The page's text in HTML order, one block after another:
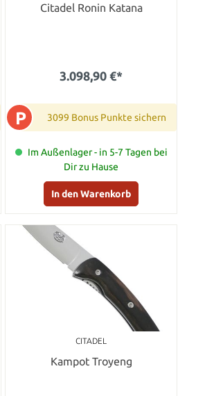
Citadel Ronin Katana
3.098,90 €*
P 3099 Bonus Punkte sichern
Im Außenlager - in 5-7 Tagen bei
Dir zu Hause
In den Warenkorb
CITADEL
Kampot Troyeng